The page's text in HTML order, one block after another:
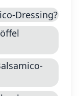
Dressing?